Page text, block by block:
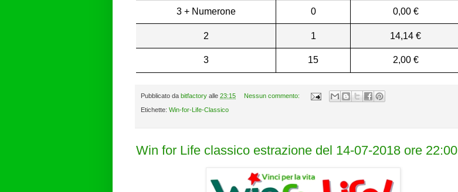
3 + Numerone 0 0,00 €
2 1 14,14 €
3 15 2,00 €
Pubblicato da bitfactory alle 23:15 Nessun commento:
Etichette: Win-for-Life-Classico
Win for Life classico estrazione del 14-07-2018 ore 22:00